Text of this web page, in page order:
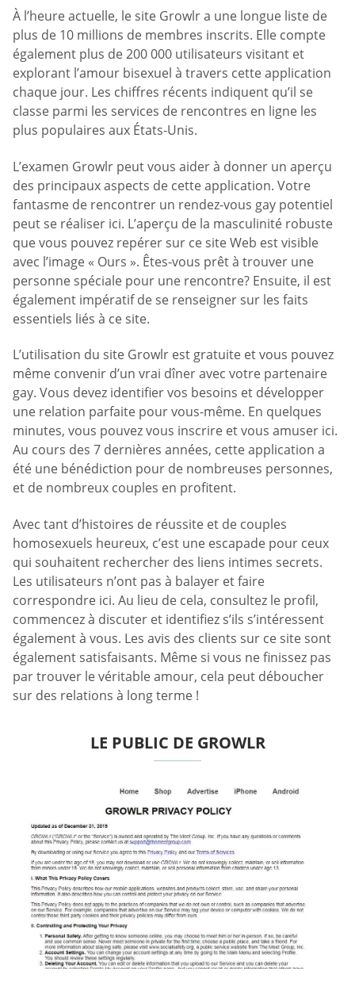
À l’heure actuelle, le site Growlr a une longue liste de
plus de 10 millions de membres inscrits. Elle compte
également plus de 200 000 utilisateurs visitant et
explorant l’amour bisexuel à travers cette application
chaque jour. Les chiffres récents indiquent qu’il se
classe parmi les services de rencontres en ligne les
plus populaires aux États-Unis.
L’examen Growlr peut vous aider à donner un aperçu
des principaux aspects de cette application. Votre
fantasme de rencontrer un rendez-vous gay potentiel
peut se réaliser ici. L’aperçu de la masculinité robuste
que vous pouvez repérer sur ce site Web est visible
avec l’image « Ours ». Êtes-vous prêt à trouver une
personne spéciale pour une rencontre? Ensuite, il est
également impératif de se renseigner sur les faits
essentiels liés à ce site.
L’utilisation du site Growlr est gratuite et vous pouvez
même convenir d’un vrai dîner avec votre partenaire
gay. Vous devez identifier vos besoins et développer
une relation parfaite pour vous-même. En quelques
minutes, vous pouvez vous inscrire et vous amuser ici.
Au cours des 7 dernières années, cette application a
été une bénédiction pour de nombreuses personnes,
et de nombreux couples en profitent.
Avec tant d’histoires de réussite et de couples
homosexuels heureux, c’est une escapade pour ceux
qui souhaitent rechercher des liens intimes secrets.
Les utilisateurs n’ont pas à balayer et faire
correspondre ici. Au lieu de cela, consultez le profil,
commencez à discuter et identifiez s’ils s’intéressent
également à vous. Les avis des clients sur ce site sont
également satisfaisants. Même si vous ne finissez pas
par trouver le véritable amour, cela peut déboucher
sur des relations à long terme !
LE PUBLIC DE GROWLR